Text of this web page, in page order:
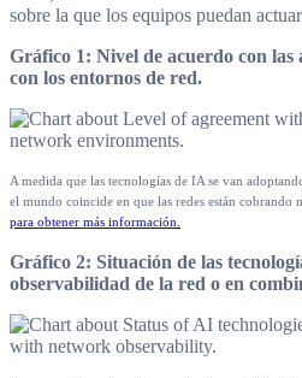
sobre la que los equipos puedan
Gráfico 1: Nivel de acuerdo con las
con los entornos de red.
A medida que las tecnologías de IA se van
el mundo coincide en que las redes están cobrando
para obtener más información.
Gráfico 2: Situación de las
observabilidad de la red o en